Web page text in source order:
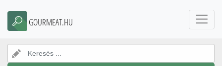
GOURMEAT.HU